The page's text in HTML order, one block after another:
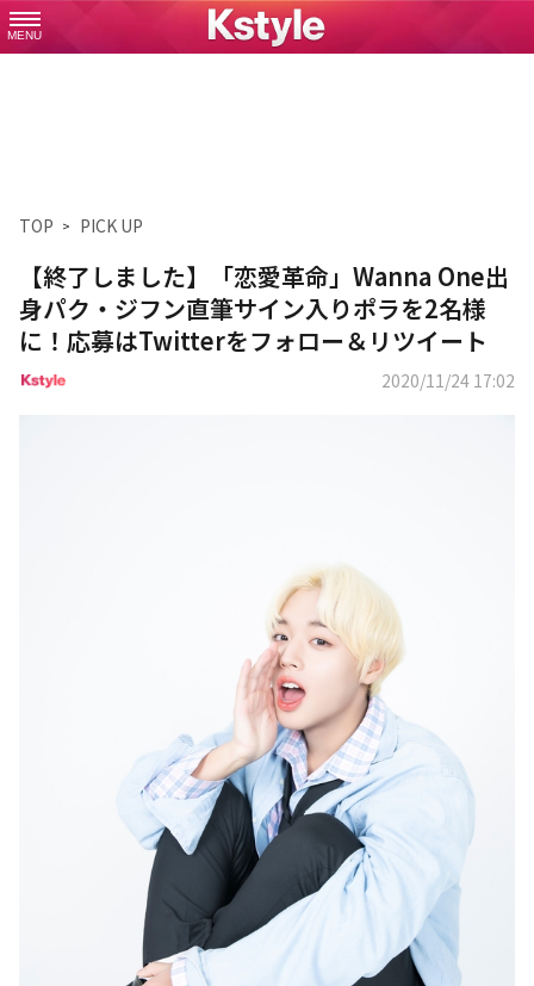
MENU
TOP PICK UP
【終了しました】「恋愛革命」Wanna One出
身パク・ジフン直筆サイン入りポラを2名様
に！応募はTwitterをフォロー＆リツイート
2020/11/24 17:02